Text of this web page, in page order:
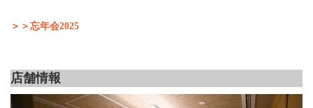
＞＞忘年会2025
店舗情報